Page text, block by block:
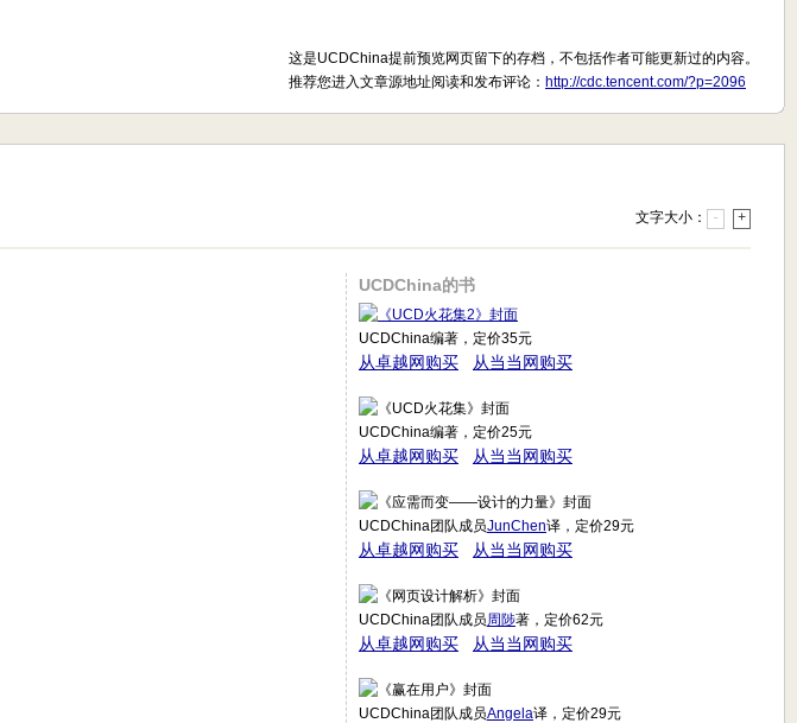
这是UCDChina提前预览网页留下的存档，不包括作者可能更新过的内容。
推荐您进入文章源地址阅读和发布评论： http://cdc.tencent.com/?p=2096
文字大小： - +
UCDChina的书
UCDChina编著，定价35元
从卓越网购买 从当当网购买
UCDChina编著，定价25元
从卓越网购买 从当当网购买
UCDChina团队成员JunChen译，定价29元
从卓越网购买 从当当网购买
UCDChina团队成员周陟著，定价62元
从卓越网购买 从当当网购买
UCDChina团队成员Angela译，定价29元